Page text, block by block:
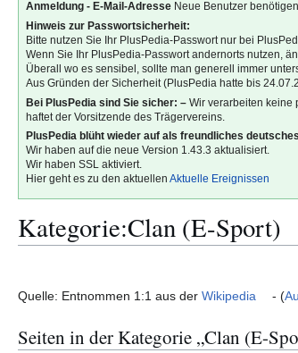
Anmeldung - E-Mail-Adresse Neue Benutzer
Hinweis zur Passwortsicherheit:
Bitte nutzen Sie Ihr PlusPedia-Passwort nur bei
Wenn Sie Ihr PlusPedia-Passwort andernorts nutzen,
Überall wo es sensibel, sollte man generell immer
Aus Gründen der Sicherheit (PlusPedia hatte bis
Bei PlusPedia sind Sie sicher: – Wir verarbeiten keine
haftet der Vorsitzende des Trägervereins.
PlusPedia blüht wieder auf als freundliches
Wir haben auf die neue Version 1.43.3 aktualisiert.
Wir haben SSL aktiviert.
Hier geht es zu den aktuellenAktuelle Ereignissen
Kategorie:Clan (E-Sport)
Navigation
Suche
Quelle: Entnommen 1:1 aus der Wikipedia - (
Seiten in der Kategorie „Clan (E-